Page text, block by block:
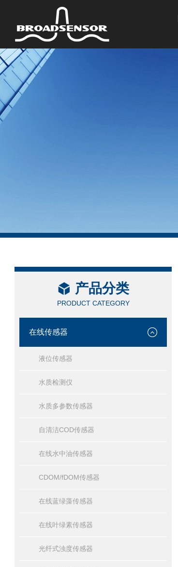
产品分类
PRODUCT CATEGORY
在线传感器
液位传感器
水质检测仪
水质多参数传感器
自清洁COD传感器
在线水中油传感器
CDOM/fDOM传感器
在线蓝绿藻传感器
在线叶绿素传感器
光纤式浊度传感器